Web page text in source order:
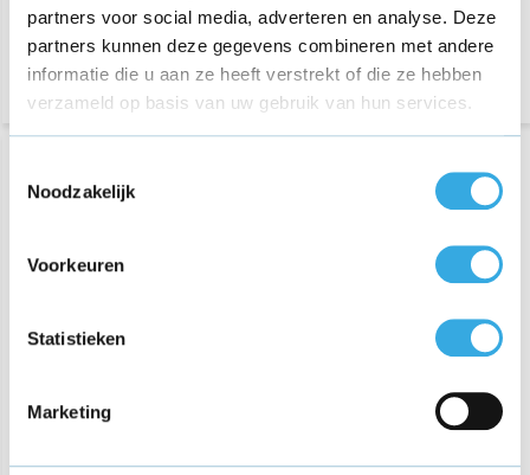
partners voor social media, adverteren en analyse. Deze
partners kunnen deze gegevens combineren met andere
informatie die u aan ze heeft verstrekt of die ze hebben
verzameld op basis van uw gebruik van hun services.
Noodzakelijk
Voorkeuren
Statistieken
Marketing
Bezorging op maandag of
€ 12,95 € 14,95